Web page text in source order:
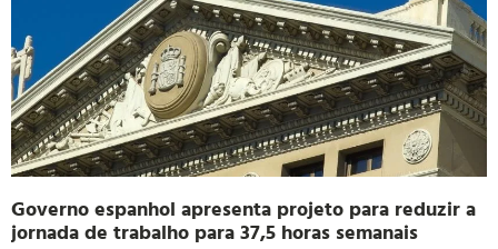
Governo espanhol apresenta projeto para reduzir a
jornada de trabalho para 37,5 horas semanais